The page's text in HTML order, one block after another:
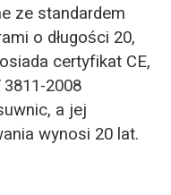
ze standardem
o długości 20,
certyfikat CE,
2008
a jej
wynosi 20 lat.